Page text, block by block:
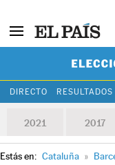
DIRECTO
2021 2017
Estás en: Cataluña »